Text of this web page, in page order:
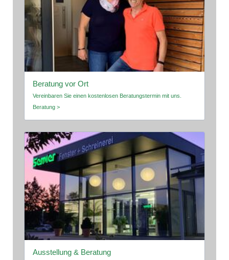
Beratung vor Ort
Vereinbaren Sie einen kostenlosen Beratungstermin mit uns.
Beratung >
Ausstellung & Beratung